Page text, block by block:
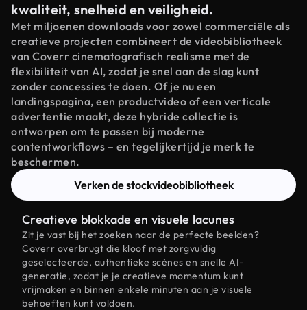
kwaliteit, snelheid en veiligheid.
Met miljoenen downloads voor zowel commerciële als
creatieve projecten combineert de videobibliotheek
van Coverr cinematografisch realisme met de
flexibiliteit van AI, zodat je snel aan de slag kunt
zonder concessies te doen. Of je nu een
landingspagina, een productvideo of een verticale
advertentie maakt, deze hybride collectie is
ontworpen om te passen bij moderne
contentworkflows – en tegelijkertijd je merk te
beschermen.
Verken de stockvideobibliotheek
Creatieve blokkade en visuele lacunes
Zit je vast bij het zoeken naar de perfecte beelden?
Coverr overbrugt die kloof met zorgvuldig
geselecteerde, authentieke scènes en snelle AI-
generatie, zodat je je creatieve momentum kunt
vrijmaken en binnen enkele minuten aan je visuele
behoeften kunt voldoen.